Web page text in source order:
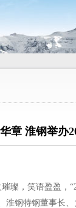
章 淮钢举办
璨，笑语盈盈，
淮钢特钢董事长